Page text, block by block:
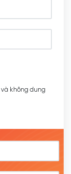
không dung